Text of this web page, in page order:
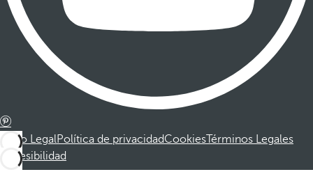
Aviso LegalPolítica de privacidadCookiesTérminos Legales
Accesibilidad